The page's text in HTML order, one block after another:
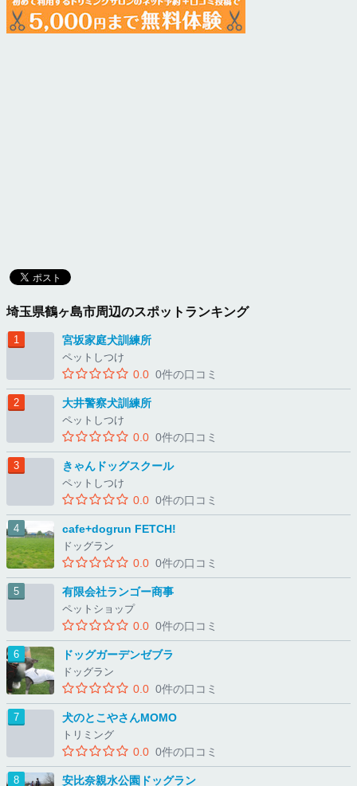
埼玉県鶴ヶ島市周辺のスポットランキング
宮坂家庭犬訓練所
ペットしつけ
0.0 0件の口コミ
大井警察犬訓練所
ペットしつけ
0.0 0件の口コミ
きゃんドッグスクール
ペットしつけ
0.0 0件の口コミ
cafe+dogrun FETCH!
ドッグラン
0.0 0件の口コミ
有限会社ランゴー商事
ペットショップ
0.0 0件の口コミ
ドッグガーデンゼブラ
ドッグラン
0.0 0件の口コミ
犬のとこやさんMOMO
トリミング
0.0 0件の口コミ
安比奈親水公園ドッグラン